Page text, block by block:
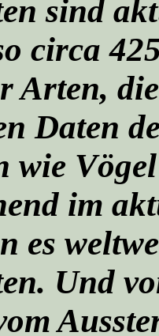
sind
circa
Arten,
Daten
wie
im
es
Und